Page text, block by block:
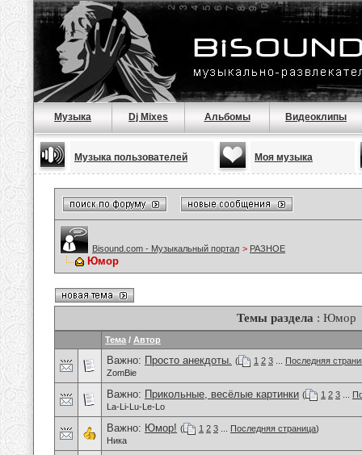
Музыка Dj Mixes Альбомы Видеоклипы
Музыка пользователей Моя музыка
Bisound.com - Музыкальный портал > РАЗНОЕ
Юмор
Темы раздела : Юмор
Тема / Автор
Важно: Просто анекдоты. ( 1 2 3
Последняя
ZomBie
Важно: Прикольные, весёлые картинки ( 1 2 3
La-Li-Lu-Le-Lo
Важно: Юмор! ( 1 2 3 Последняя страница)
Ника